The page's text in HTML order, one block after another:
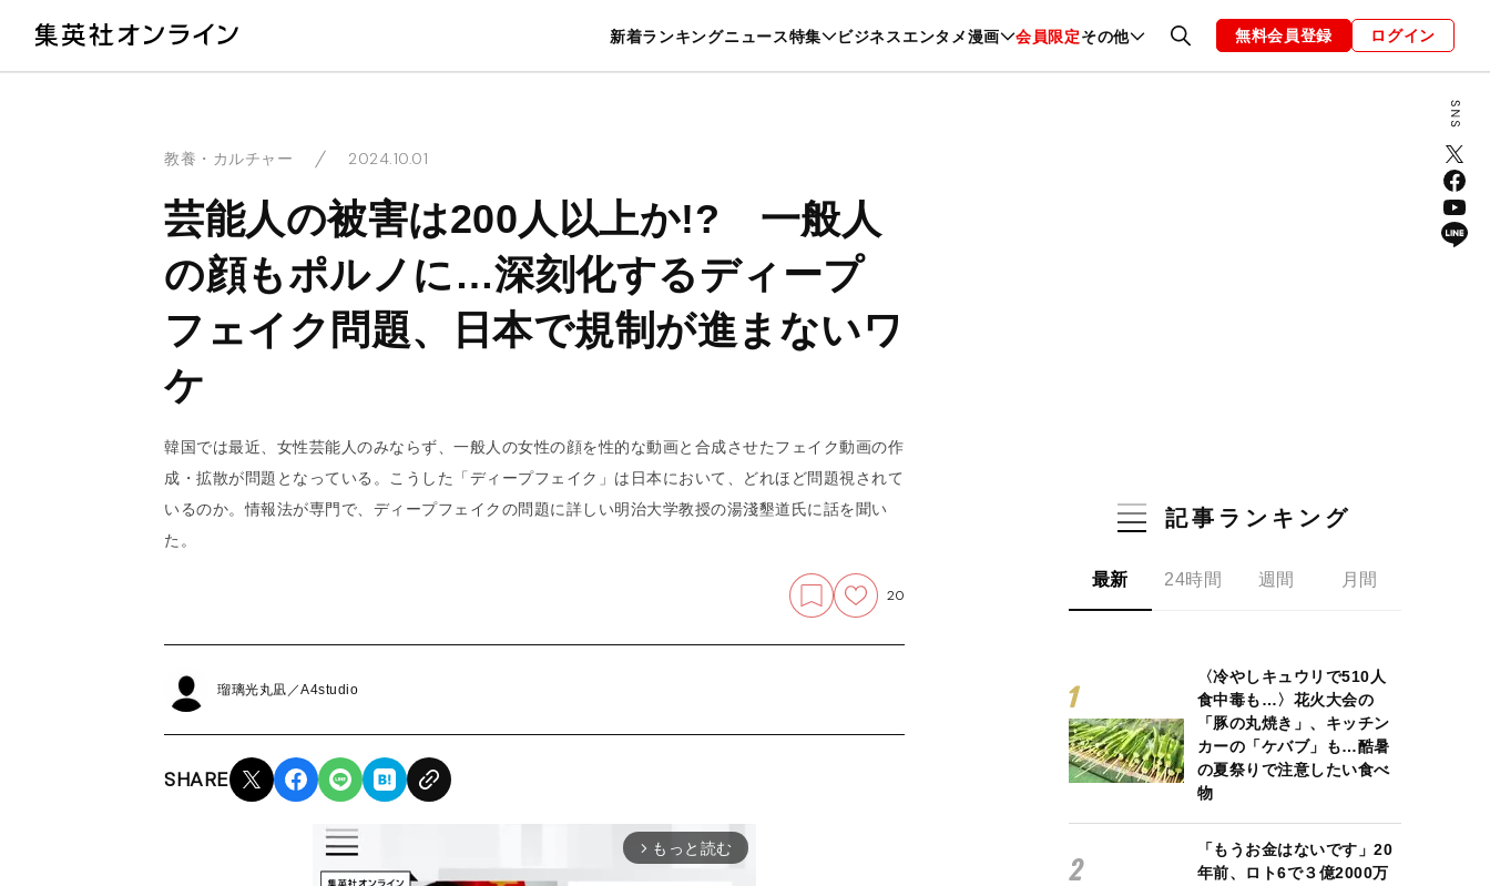
新着ランキングニュース特集 ビジネスエンタメ漫画 会員限定その他
暮らし スポーツ ヘルスケア 美容 グルメ ファッション 恋愛・結婚 編集部 お知らせ
無料会員登録 ログイン
教養・カルチャー 2024.10.01
芸能人の被害は200人以上か!? 一般人
の顔もポルノに…深刻化するディープ
フェイク問題、日本で規制が進まないワ
ケ
韓国では最近、女性芸能人のみならず、一般人の女性の顔を性的な動画と合成させたフェイク動画の作
成・拡散が問題となっている。こうした「ディープフェイク」は日本において、どれほど問題視されて
いるのか。情報法が専門で、ディープフェイクの問題に詳しい明治大学教授の湯淺墾道氏に話を聞い
た。
20
瑠璃光丸凪／A4studio
SHARE
arrow_forward_ios もっと読む
記事ランキング
最新 24時間 週間 月間
〈冷やしキュウリで510人
食中毒も…〉花火大会の
「豚の丸焼き」、キッチン
カーの「ケバブ」も…酷暑
の夏祭りで注意したい食べ
物
「もうお金はないです」20
年前、ロト6で３億2000万